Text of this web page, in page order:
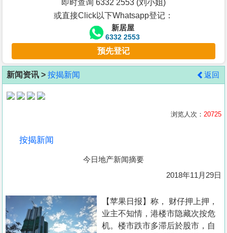
客
地
产
置
业
即时查询 6332 2553 (刘小姐)
或直接Click以下Whatsapp登记：
新居屋
6332 2553
预先登记
新闻资讯 > 按揭新闻 返回
浏览人次： 20725
按揭新闻
今日地产新闻摘要
2018年11月29日
【苹果日报】称， 财仔押上押，
业主不知情，港楼市隐藏次按危
机。楼市跌市多滞后於股市，自